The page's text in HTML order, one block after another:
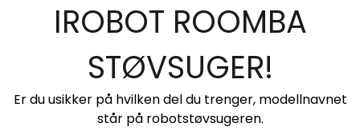
IROBOT ROOMBA
STØVSUGER!
Er du usikker på hvilken del du trenger, modellnavnet
står på robotstøvsugeren.